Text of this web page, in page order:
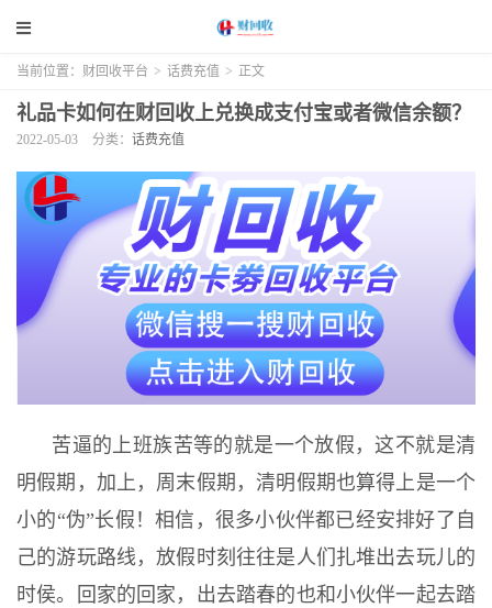
当前位置： 财回收平台 > 话费充值 > 正文
礼品卡如何在财回收上兑换成支付宝或者微信余额？
2022-05-03 分类： 话费充值
苦逼的上班族苦等的就是一个放假，这不就是清
明假期，加上，周末假期，清明假期也算得上是一个
小的“伪”长假！相信，很多小伙伴都已经安排好了自
己的游玩路线，放假时刻往往是人们扎堆出去玩儿的
时侯。回家的回家，出去踏春的也和小伙伴一起去踏